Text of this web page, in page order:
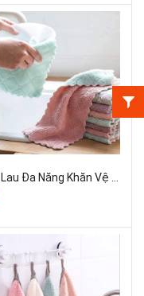
Khăn Lau Đa Năng Khăn Vệ Sinh Khăn Lau Bếp Tiện Dụng A0242